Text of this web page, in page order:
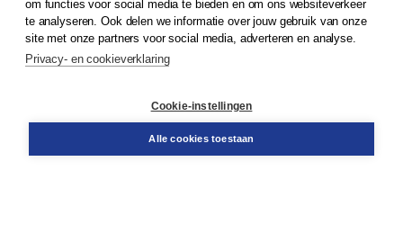
Klantenservice
Service & informatie
Contact
om functies voor social media te bieden en om ons websiteverkeer
te analyseren. Ook delen we informatie over jouw gebruik van onze
site met onze partners voor social media, adverteren en analyse.
Privacy- en cookieverklaring
Cookie-instellingen
Alle cookies toestaan